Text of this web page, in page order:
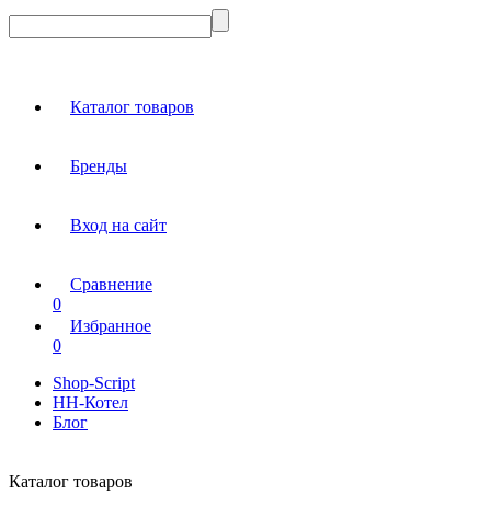
Каталог товаров
Бренды
Вход на сайт
Сравнение
0
Избранное
0
Shop-Script
НН-Котел
Блог
Каталог товаров